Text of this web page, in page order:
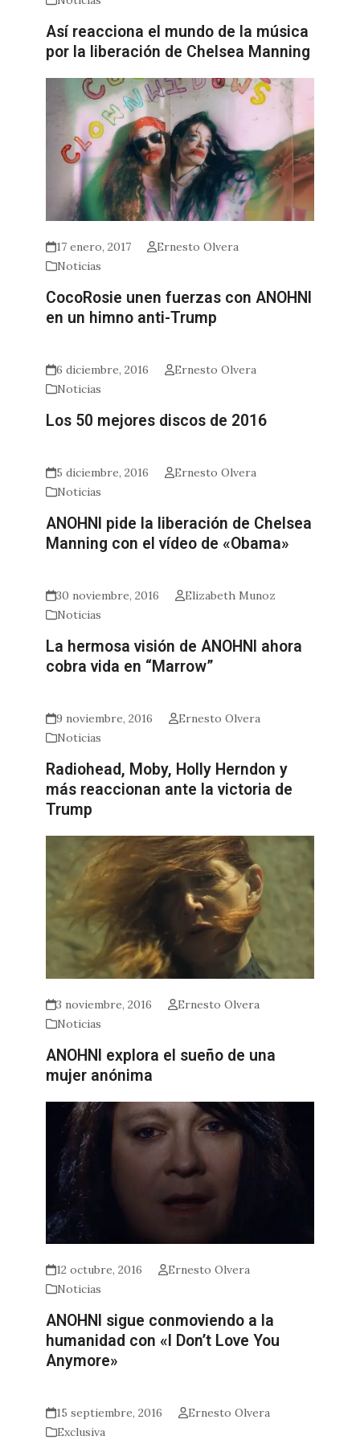
Así reacciona el mundo de la música
por la liberación de Chelsea Manning
17 enero, 2017
Ernesto Olvera
Noticias
CocoRosie unen fuerzas con ANOHNI
en un himno anti-Trump
6 diciembre, 2016
Ernesto Olvera
Noticias
Los 50 mejores discos de 2016
5 diciembre, 2016
Ernesto Olvera
Noticias
ANOHNI pide la liberación de Chelsea
Manning con el vídeo de «Obama»
30 noviembre, 2016
Elizabeth Munoz
Noticias
La hermosa visión de ANOHNI ahora
cobra vida en “Marrow”
9 noviembre, 2016
Ernesto Olvera
Noticias
Radiohead, Moby, Holly Herndon y
más reaccionan ante la victoria de
Trump
3 noviembre, 2016
Ernesto Olvera
Noticias
ANOHNI explora el sueño de una
mujer anónima
12 octubre, 2016
Ernesto Olvera
Noticias
ANOHNI sigue conmoviendo a la
humanidad con «I Don’t Love You
Anymore»
15 septiembre, 2016
Ernesto Olvera
Exclusiva